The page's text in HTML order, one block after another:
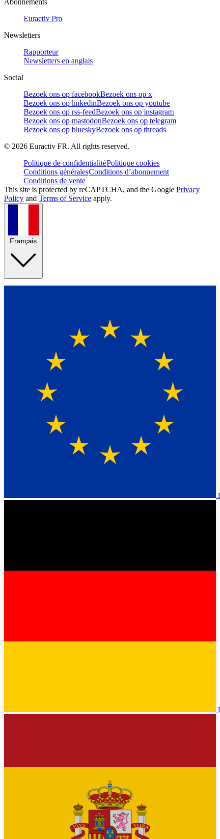
Euractiv Pro
Newsletters
Rapporteur
Newsletters en anglais
Social
Bezoek ons op facebookBezoek ons op x
Bezoek ons op linkedinBezoek ons op youtube
Bezoek ons op rss-feedBezoek ons op instagram
Bezoek ons op mastodonBezoek ons op telegram
Bezoek ons op blueskyBezoek ons op threads
© 2026 Euractiv FR. All rights reserved.
Politique de confidentialitéPolitique cookies
Conditions généralesConditions d’abonnement
Conditions de vente
This site is protected by reCAPTCHA, and the Google Privacy
Policy and Terms of Service apply.
Français